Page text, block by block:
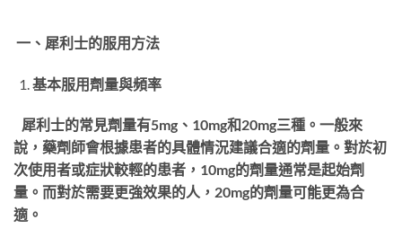
一、犀利士的服用方法
基本服用劑量與頻率
犀利士的常見劑量有5mg、10mg和20mg三種。一般來
說，藥劑師會根據患者的具體情況建議合適的劑量。對於初
次使用者或症狀較輕的患者，10mg的劑量通常是起始劑
量。而對於需要更強效果的人，20mg的劑量可能更為合
適。